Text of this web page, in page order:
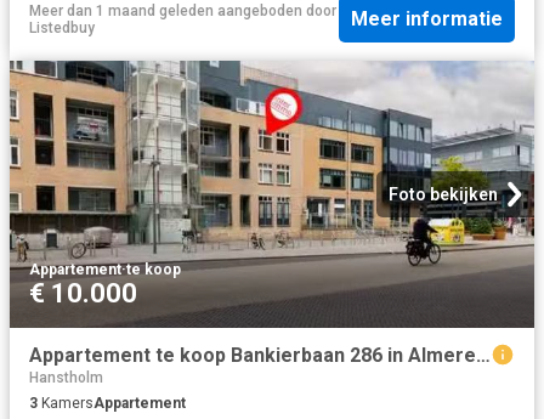
Meer dan 1 maand geleden aangeboden door
Listedbuy
Meer informatie
Foto bekijken
Appartement·te koop
€ 10.000
Appartement te koop Bankierbaan 286 in Almere voor € 295.000
Hanstholm
3 KamersAppartement